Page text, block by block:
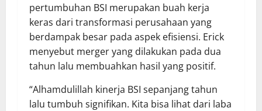
pertumbuhan BSI merupakan buah kerja
keras dari transformasi perusahaan yang
berdampak besar pada aspek efisiensi. Erick
menyebut merger yang dilakukan pada dua
tahun lalu membuahkan hasil yang positif.
“Alhamdulillah kinerja BSI sepanjang tahun
lalu tumbuh signifikan. Kita bisa lihat dari laba